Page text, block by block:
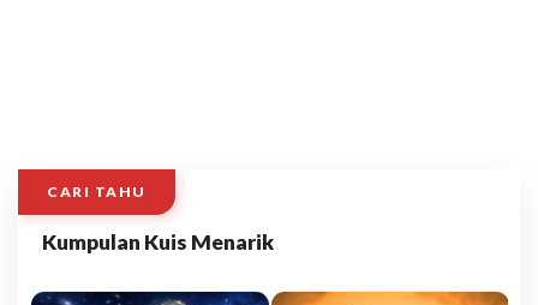
CARI TAHU
Kumpulan Kuis Menarik